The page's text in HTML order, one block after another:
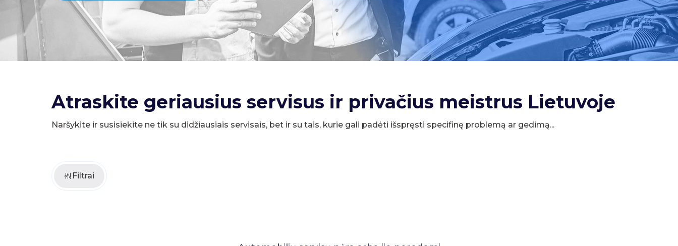
Atraskite geriausius servisus ir privačius meistrus Lietuvoje
Naršykite ir susisiekite ne tik su didžiausiais servisais, bet ir su tais, kurie gali padėti išspręsti specifinę problemą ar gedimą...
Filtrai